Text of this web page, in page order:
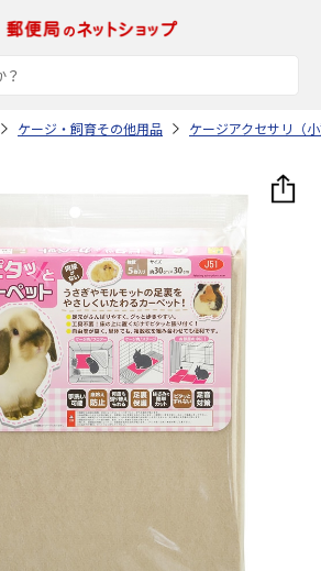
ケージ・飼育その他用品 ケージアクセサリ（